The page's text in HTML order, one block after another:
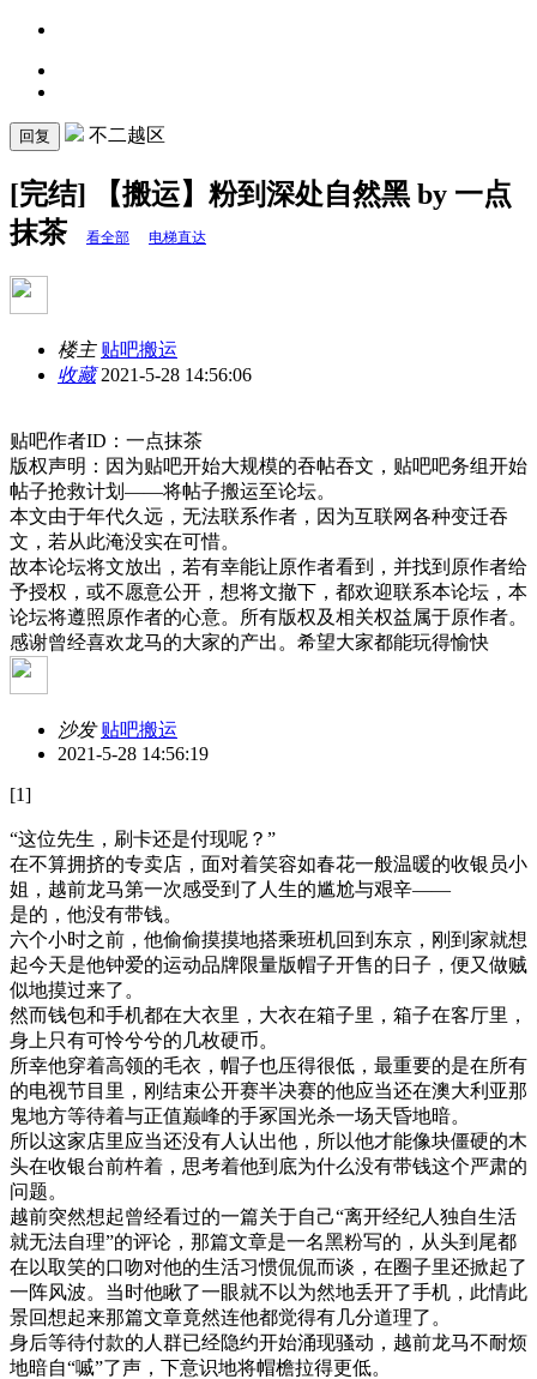
回复 不二越区
[完结] 【搬运】粉到深处自然黑 by 一点
抹茶
看全部 电梯直达
楼主 贴吧搬运
收藏2021-5-28 14:56:06
贴吧作者ID：一点抹茶
版权声明：因为贴吧开始大规模的吞帖吞文，贴吧吧务组开始
帖子抢救计划——将帖子搬运至论坛。
本文由于年代久远，无法联系作者，因为互联网各种变迁吞
文，若从此淹没实在可惜。
故本论坛将文放出，若有幸能让原作者看到，并找到原作者给
予授权，或不愿意公开，想将文撤下，都欢迎联系本论坛，本
论坛将遵照原作者的心意。所有版权及相关权益属于原作者。
感谢曾经喜欢龙马的大家的产出。希望大家都能玩得愉快
沙发 贴吧搬运
2021-5-28 14:56:19
[1]
“这位先生，刷卡还是付现呢？”
在不算拥挤的专卖店，面对着笑容如春花一般温暖的收银员小
姐，越前龙马第一次感受到了人生的尴尬与艰辛——
是的，他没有带钱。
六个小时之前，他偷偷摸摸地搭乘班机回到东京，刚到家就想
起今天是他钟爱的运动品牌限量版帽子开售的日子，便又做贼
似地摸过来了。
然而钱包和手机都在大衣里，大衣在箱子里，箱子在客厅里，
身上只有可怜兮兮的几枚硬币。
所幸他穿着高领的毛衣，帽子也压得很低，最重要的是在所有
的电视节目里，刚结束公开赛半决赛的他应当还在澳大利亚那
鬼地方等待着与正值巅峰的手冢国光杀一场天昏地暗。
所以这家店里应当还没有人认出他，所以他才能像块僵硬的木
头在收银台前杵着，思考着他到底为什么没有带钱这个严肃的
问题。
越前突然想起曾经看过的一篇关于自己“离开经纪人独自生活
就无法自理”的评论，那篇文章是一名黑粉写的，从头到尾都
在以取笑的口吻对他的生活习惯侃侃而谈，在圈子里还掀起了
一阵风波。当时他瞅了一眼就不以为然地丢开了手机，此情此
景回想起来那篇文章竟然连他都觉得有几分道理了。
身后等待付款的人群已经隐约开始涌现骚动，越前龙马不耐烦
地暗自“嘁”了声，下意识地将帽檐拉得更低。